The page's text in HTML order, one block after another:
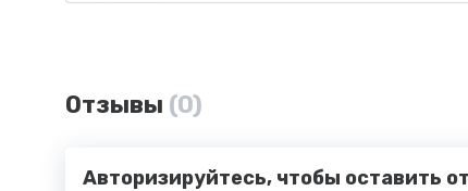
Отзывы (0)
Авторизируйтесь, чтобы оставить